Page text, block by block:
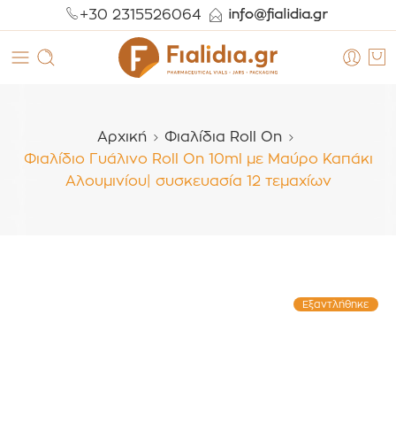
+30 2315526064
Αρχική
Φιαλίδια Roll On
Φιαλίδιο Γυάλινο Roll On 10ml με Μαύρο Καπάκι
Αλουμινίου| συσκευασία 12 τεμαχίων
Εξαντλήθηκε